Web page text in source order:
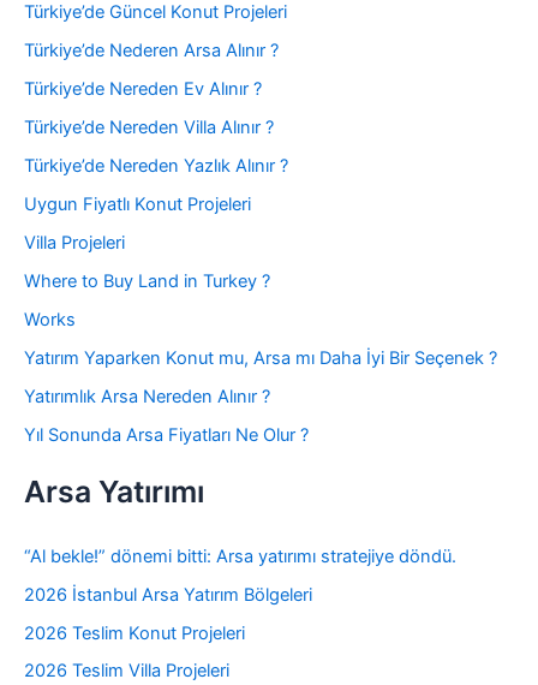
Türkiye’de Güncel Konut Projeleri
Türkiye’de Nederen Arsa Alınır ?
Türkiye’de Nereden Ev Alınır ?
Türkiye’de Nereden Villa Alınır ?
Türkiye’de Nereden Yazlık Alınır ?
Uygun Fiyatlı Konut Projeleri
Villa Projeleri
Where to Buy Land in Turkey ?
Works
Yatırım Yaparken Konut mu, Arsa mı Daha İyi Bir Seçenek ?
Yatırımlık Arsa Nereden Alınır ?
Yıl Sonunda Arsa Fiyatları Ne Olur ?
Arsa Yatırımı
“Al bekle!” dönemi bitti: Arsa yatırımı stratejiye döndü.
2026 İstanbul Arsa Yatırım Bölgeleri
2026 Teslim Konut Projeleri
2026 Teslim Villa Projeleri